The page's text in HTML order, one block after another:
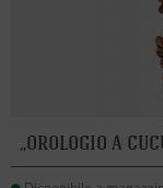
orologio a